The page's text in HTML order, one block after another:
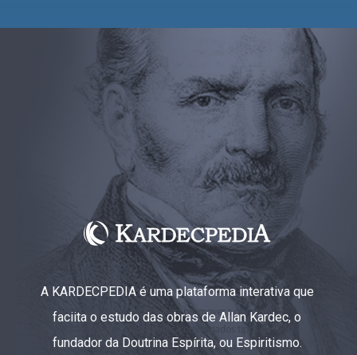
A KARDECPEDIA é uma plataforma interativa que
faciita o estudo das obras de Allan Kardec, o
fundador da Doutrina Espírita, ou Espiritismo.